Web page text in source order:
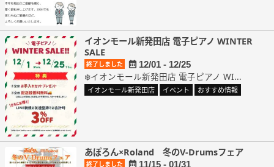
イオンモール新発田店 電子ピアノ WINTER
SALE
終了しました 12/01 - 12/25
❄️イオンモール新発田店 電子ピアノ WI...
イオンモール新発田店 イベント おすすめ情報
あぽろん×Roland 冬のV-Drumsフェア
終了しました 11/15 - 01/31